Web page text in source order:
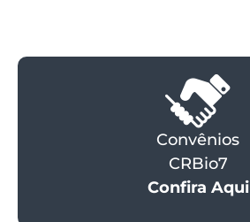
Convênios
CRBio7
Confira Aqui